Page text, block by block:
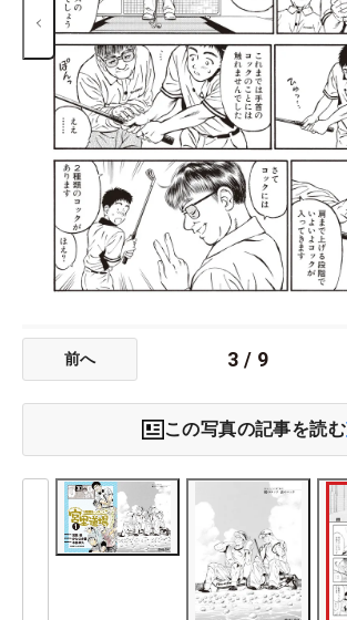
前へ 3 / 9
この写真の記事を読む